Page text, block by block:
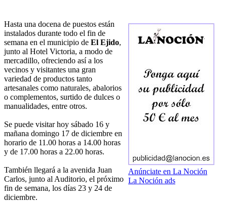
Anúnciate en La Noción
La Noción ads
Hasta una docena de puestos están
instalados durante todo el fin de
semana en el municipio de El Ejido,
junto al Hotel Victoria, a modo de
mercadillo, ofreciendo así a los
vecinos y visitantes una gran
variedad de productos tanto
artesanales como naturales, abalorios
o complementos, surtido de dulces o
manualidades, entre otros.
Se puede visitar hoy sábado 16 y
mañana domingo 17 de diciembre en
horario de 11.00 horas a 14.00 horas
y de 17.00 horas a 22.00 horas.
También llegará a la avenida Juan
Carlos, junto al Auditorio, el próximo
fin de semana, los días 23 y 24 de
diciembre.